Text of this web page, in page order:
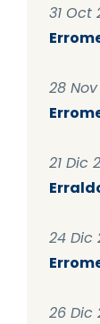
31 Oct
28
21 Dic
24 Dic
26 Dic